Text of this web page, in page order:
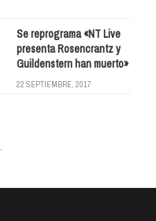
Se reprograma «NT Live
presenta Rosencrantz y
Guildenstern han muerto»
22 SEPTIEMBRE, 2017